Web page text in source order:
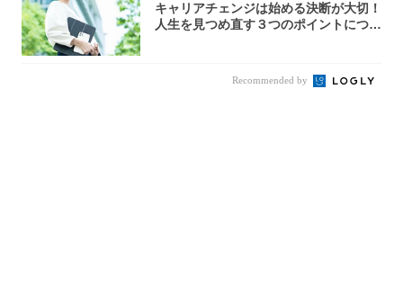
キャリアチェンジは始める決断が大切！
人生を見つめ直す３つのポイントについ
Recommended by